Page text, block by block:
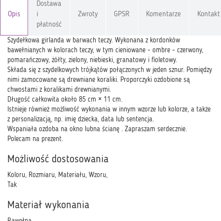
Opis
Dostawa
i
płatność
Zwroty GPSR Komentarze Kontakt
Szydełkowa girlanda w barwach teczy. Wykonana z kordonków
bawełnianych w kolorach teczy, w tym cieniowane - ombre - czerwony,
pomarańczowy, żółty, zielony, niebieski, granatowy i fioletowy.
Składa się z szydelkowych trójkątów połączonych w jeden sznur. Pomiędzy
nimi zamocowane są drewniane koraliki. Proporczyki ozdobione są
chwostami z koralikami drewnianymi.
Długość całkowita około 85 cm × 11 cm.
Istnieje również możliwość wykonania w innym wzorze lub kolorze, a także
z personalizacją, np. imię dziecka, data lub sentencja.
Wspaniała ozdoba na okno lubna ścianę . Zapraszam serdecznie.
Polecam na prezent.
Możliwość dostosowania
Koloru, Rozmiaru, Materiału, Wzoru,
Tak
Materiał wykonania